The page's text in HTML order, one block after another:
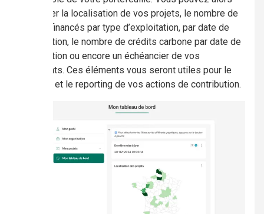
visualiser la localisation de vos projets, le nombre de
projets financés par type d’exploitation, par date de
certification, le nombre de crédits carbone par date de
certification ou encore un échéancier de vos
paiements. Ces éléments vous seront utiles pour le
pilotage et le reporting de vos actions de contribution.